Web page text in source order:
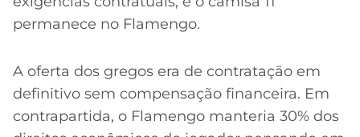
CRUZEIRO
permanece no Flamengo.
A oferta dos gregos era de contratação em
definitivo sem compensação financeira. Em
contrapartida, o Flamengo manteria 30% dos